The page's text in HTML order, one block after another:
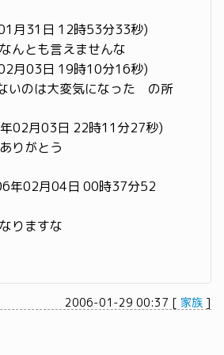
月31日 12時53分33秒)
んとも言えませんな
月03日 19時10分16秒)
いのは大変気になった の所
02月03日 22時11分27秒)
りがとう
年02月04日 00時37分52
りますな
2006-01-29 00:37 [ 家族 ]